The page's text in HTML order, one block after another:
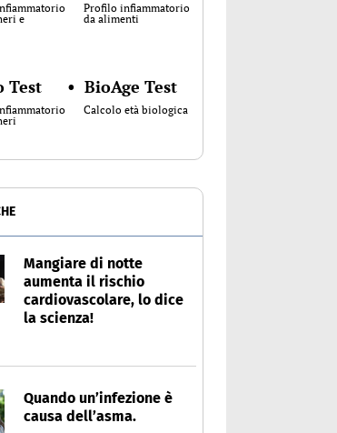
e
Profilo infiammatorio
da alimenti
Test • BioAge Test
Calcolo età biologica
Mangiare di notte
aumenta il rischio
cardiovascolare, lo dice
la scienza!
Quando un’infezione è
causa dell’asma.